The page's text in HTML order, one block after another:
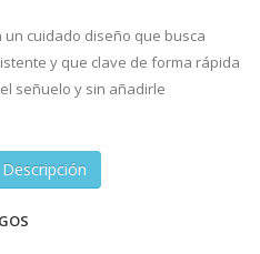
un cuidado diseño que busca
y que clave de forma rápida
señuelo y sin añadirle
Descripción